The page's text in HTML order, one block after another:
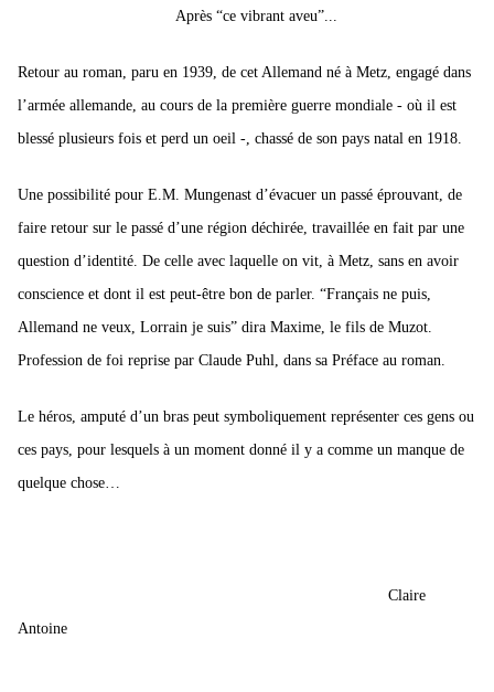
Après “ce vibrant aveu”...
Retour au roman, paru en 1939, de cet Allemand né à Metz, engagé dans
l’armée allemande, au cours de la première guerre mondiale - où il est
blessé plusieurs fois et perd un oeil -, chassé de son pays natal en 1918.
Une possibilité pour E.M. Mungenast d’évacuer un passé éprouvant, de
faire retour sur le passé d’une région déchirée, travaillée en fait par une
question d’identité. De celle avec laquelle on vit, à Metz, sans en avoir
conscience et dont il est peut-être bon de parler. “Français ne puis,
Allemand ne veux, Lorrain je suis” dira Maxime, le fils de Muzot.
Profession de foi reprise par Claude Puhl, dans sa Préface au roman.
Le héros, amputé d’un bras peut symboliquement représenter ces gens ou
ces pays, pour lesquels à un moment donné il y a comme un manque de
quelque chose…
Claire
Antoine